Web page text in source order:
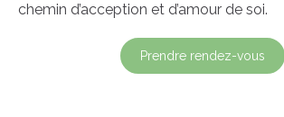
chemin d’acception et d’amour de soi.
Prendre rendez-vous